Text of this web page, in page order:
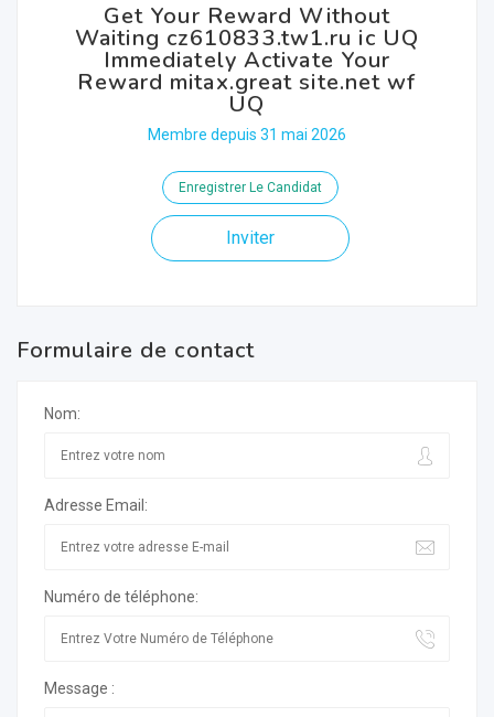
Get Your Reward Without
Waiting cz610833.tw1.ru ic UQ
Immediately Activate Your
Reward mitax.great site.net wf
UQ
Membre depuis 31 mai 2026
Enregistrer Le Candidat
Inviter
Formulaire de contact
Nom:
Adresse Email:
Numéro de téléphone:
Message :